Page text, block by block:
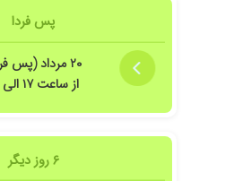
پس فردا
۲۰ مرداد (پس فردا)
از ساعت ۱۷ الی ۲۰
۶ روز دیگر